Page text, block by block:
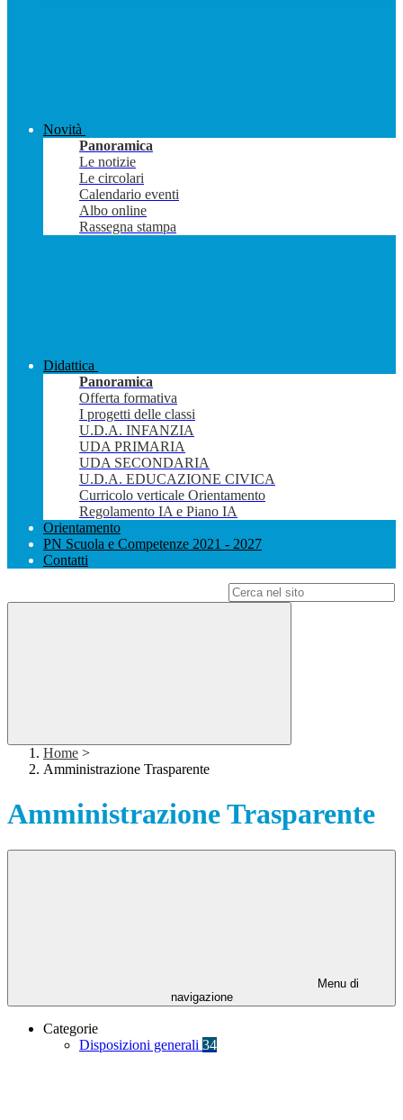
Novità
Panoramica
Le notizie
Le circolari
Calendario eventi
Albo online
Rassegna stampa
Didattica
Panoramica
Offerta formativa
I progetti delle classi
U.D.A. INFANZIA
UDA PRIMARIA
UDA SECONDARIA
U.D.A. EDUCAZIONE CIVICA
Curricolo verticale Orientamento
Regolamento IA e Piano IA
Orientamento
PN Scuola e Competenze 2021 - 2027
Contatti
Home >
Amministrazione Trasparente
Amministrazione Trasparente
Menu di
navigazione
Categorie
Disposizioni generali 34